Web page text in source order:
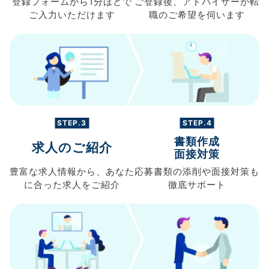
ご入力 いただけます
職のご希望を伺います
STEP.3
求人のご紹介
豊富な求人情報から、 あなた
に合った求人を ご紹介
STEP.4
書類作成
面接対策
応募書類の添削や面接対策も
徹底サポート